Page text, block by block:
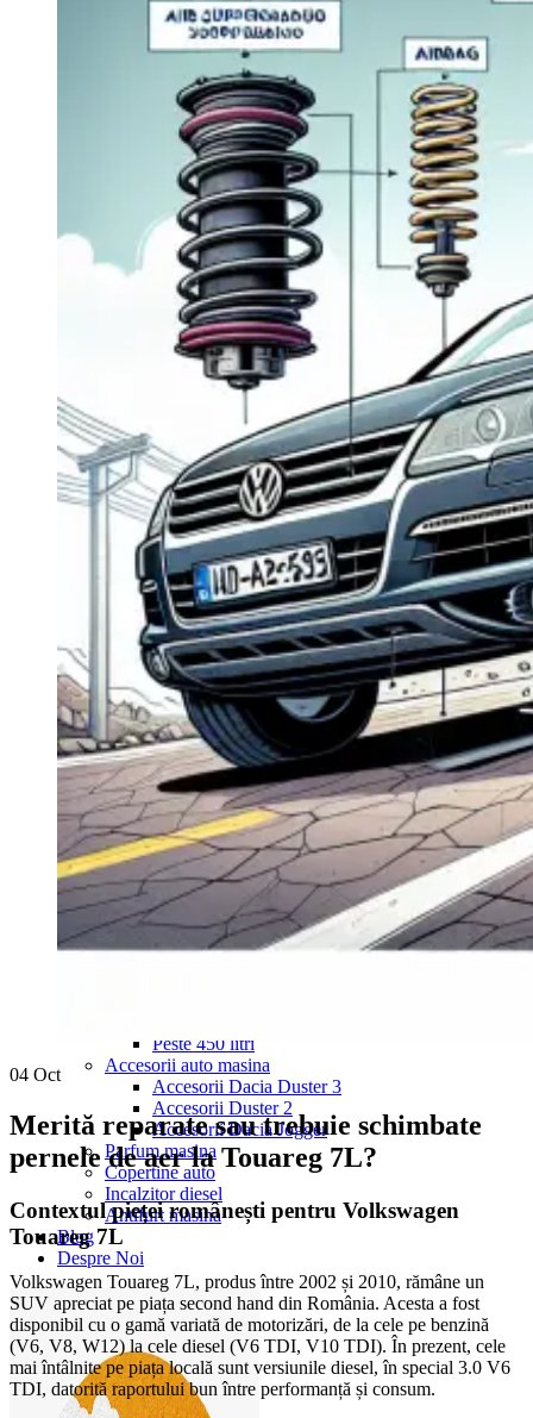
Navigatie Duster 2011
Navigatie Duster 2019
Audi
Navigatie Audi A3 8p
Navigatie Audi A4
Navigatie Audi A4 B6
Navigatie Audi A4 B7
Navigatie Audi A4 B8
Navigatie Audi A5
Navigatie Audi A6 C5
Navigatie Audi A6 C6
Navigatie Audi A6 C7
Navigatie Audi Q5
Ford
Navigație Ford Fiesta
Navigație Ford Focus 1
Navigație Ford Focus 2
Navigație Ford Focus MK3
Navigație Ford Mondeo MK3
Navigație Ford Mondeo MK4
Navigație Ford Transit
Mercedes
Navigație Mercedes C Class W203
Navigație Mercedes C Class W204
Navigație Mercedes W203
Navigație Mercedes W204
Navigație Mercedes W211
Navigație Mercedes Sprinter
Passat
Navigație Passat B5
Navigație Passat B5 5
Navigație Passat B6
Navigație Passat B7
Navigație Passat B8
Navigație Passat CC
Skoda
Navigație Skoda Fabia 1
Navigație Skoda Fabia 2
Navigație Skoda Octavia 1
Navigație Skoda Octavia 2
Navigație Skoda Octavia 3
Navigație Skoda Rapid
Navigație Skoda Superb 1
Navigație Skoda Superb 2
Navigație Toyota Avensis T25
Peste 450 litri
Accesorii auto masina
Accesorii Dacia Duster 3
Accesorii Duster 2
Accesorii Dacia Jogger
Parfum masina
Copertine auto
Incalzitor diesel
Antifurt masina
Blog
Despre Noi
04 Oct
Merită reparate sau trebuie schimbate
pernele de aer la Touareg 7L?
Contextul pieței românești pentru Volkswagen
Touareg 7L
Volkswagen Touareg 7L, produs între 2002 și 2010, rămâne un
SUV apreciat pe piața second hand din România. Acesta a fost
disponibil cu o gamă variată de motorizări, de la cele pe benzină
(V6, V8, W12) la cele diesel (V6 TDI, V10 TDI). În prezent, cele
mai întâlnite pe piața locală sunt versiunile diesel, în special 3.0 V6
TDI, datorită raportului bun între performanță și consum.